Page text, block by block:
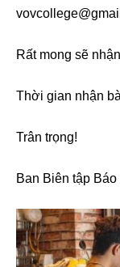
Rất mong sẽ
Thời gian nhận
Trân trọng!
Ban Biên tập